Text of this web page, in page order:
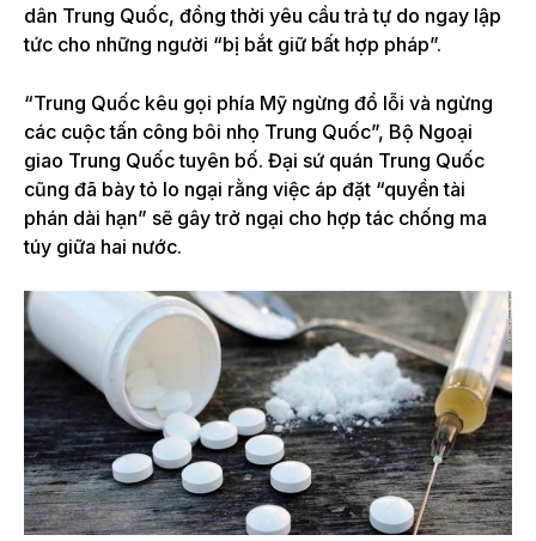
dân Trung Quốc, đồng thời yêu cầu trả tự do ngay lập
tức cho những người “bị bắt giữ bất hợp pháp”.
“Trung Quốc kêu gọi phía Mỹ ngừng đổ lỗi và ngừng
các cuộc tấn công bôi nhọ Trung Quốc”, Bộ Ngoại
giao Trung Quốc tuyên bố. Đại sứ quán Trung Quốc
cũng đã bày tỏ lo ngại rằng việc áp đặt “quyền tài
phán dài hạn” sẽ gây trở ngại cho hợp tác chống ma
túy giữa hai nước.